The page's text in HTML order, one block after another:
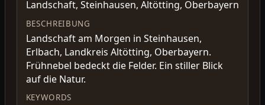
Landschaft, Steinhausen, Altötting, Oberbayern
BESCHREIBUNG
Landschaft am Morgen in Steinhausen,
Erlbach, Landkreis Altötting, Oberbayern.
Frühnebel bedeckt die Felder. Ein stiller Blick
auf die Natur.
KEYWORDS